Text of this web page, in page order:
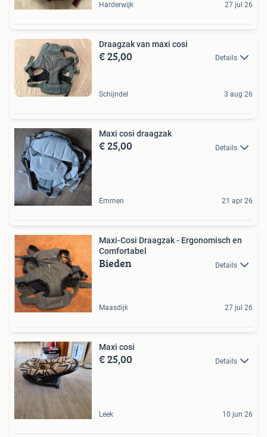
Harderwijk 27 jul 26
Draagzak van maxi cosi
€ 25,00 Details
Schijndel 3 aug 26
Maxi cosi draagzak
€ 25,00 Details
Emmen 21 apr 26
Maxi-Cosi Draagzak - Ergonomisch en
Comfortabel
Bieden Details
Maasdijk 27 jul 26
Maxi cosi
€ 25,00 Details
Leek 10 jun 26